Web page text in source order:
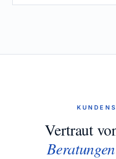
Vertraut
Beratungen